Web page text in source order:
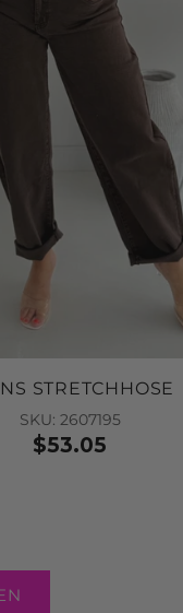
STRETCHHOSE
SKU: 2607195
$53.05